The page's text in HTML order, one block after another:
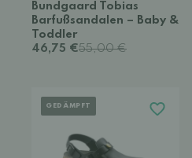
Bundgaard Tobias
Barfußsandalen – Baby &
Toddler
46,75 €55,00 €
GEDÄMPFT